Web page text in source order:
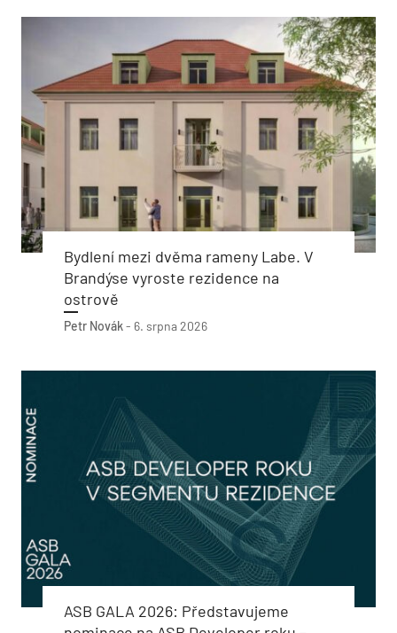
Bydlení mezi dvěma rameny Labe. V
Brandýse vyroste rezidence na
ostrově
Petr Novák- 6. srpna 2026
ASB GALA 2026: Představujeme